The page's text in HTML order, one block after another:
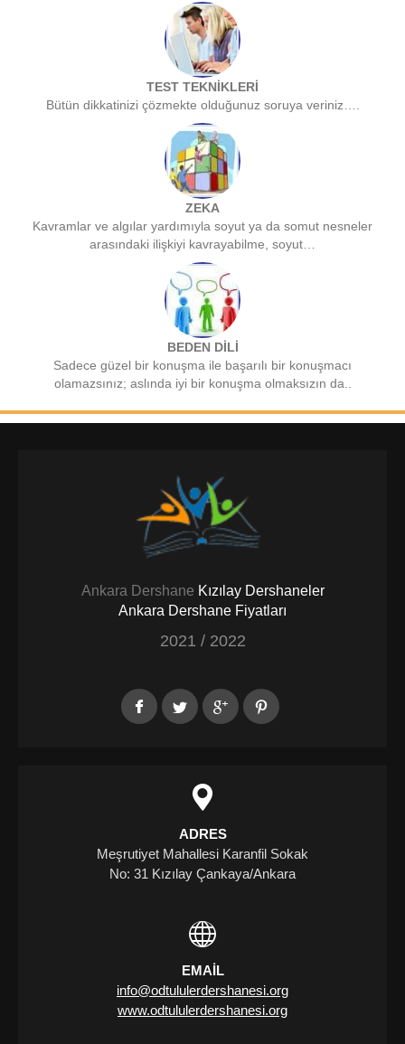
TEST TEKNİKLERİ
Bütün dikkatinizi çözmekte olduğunuz soruya veriniz….
ZEKA
Kavramlar ve algılar yardımıyla soyut ya da somut nesneler
arasındaki ilişkiyi kavrayabilme, soyut…
BEDEN DİLİ
Sadece güzel bir konuşma ile başarılı bir konuşmacı
olamazsınız; aslında iyi bir konuşma olmaksızın da..
Ankara Dershane Kızılay Dershaneler
Ankara Dershane Fiyatları
2021 / 2022
ADRES
Meşrutiyet Mahallesi Karanfil Sokak
No: 31 Kızılay Çankaya/Ankara
EMAIL
info@odtululerdershanesi.org
www.odtululerdershanesi.org